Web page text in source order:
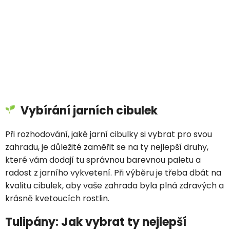
Vybírání jarních cibulek
Při rozhodování, jaké jarní cibulky si vybrat pro svou
zahradu, je důležité zaměřit se na ty nejlepší druhy,
které vám dodají tu správnou barevnou paletu a
radost z jarního vykvetení. Při výběru je třeba dbát na
kvalitu cibulek, aby vaše zahrada byla plná zdravých a
krásně kvetoucích rostlin.
Tulipány: Jak vybrat ty nejlepší